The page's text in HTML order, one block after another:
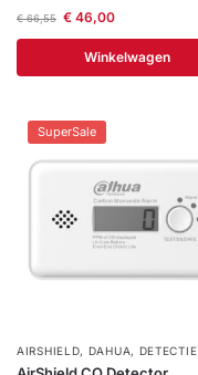
€66,55 €46,00
Winkelwagen
SuperSale
AIRSHIELD, DAHUA, DETECTIE